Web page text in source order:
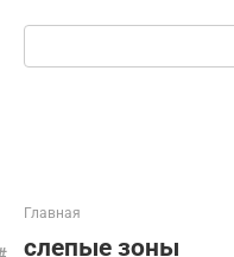
Поиск:
Главная
слепые зоны